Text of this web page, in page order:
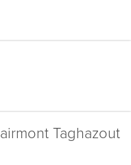
Taghazout